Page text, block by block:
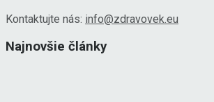
Kontaktujte nás: info@zdravovek.eu
Najnovšie články